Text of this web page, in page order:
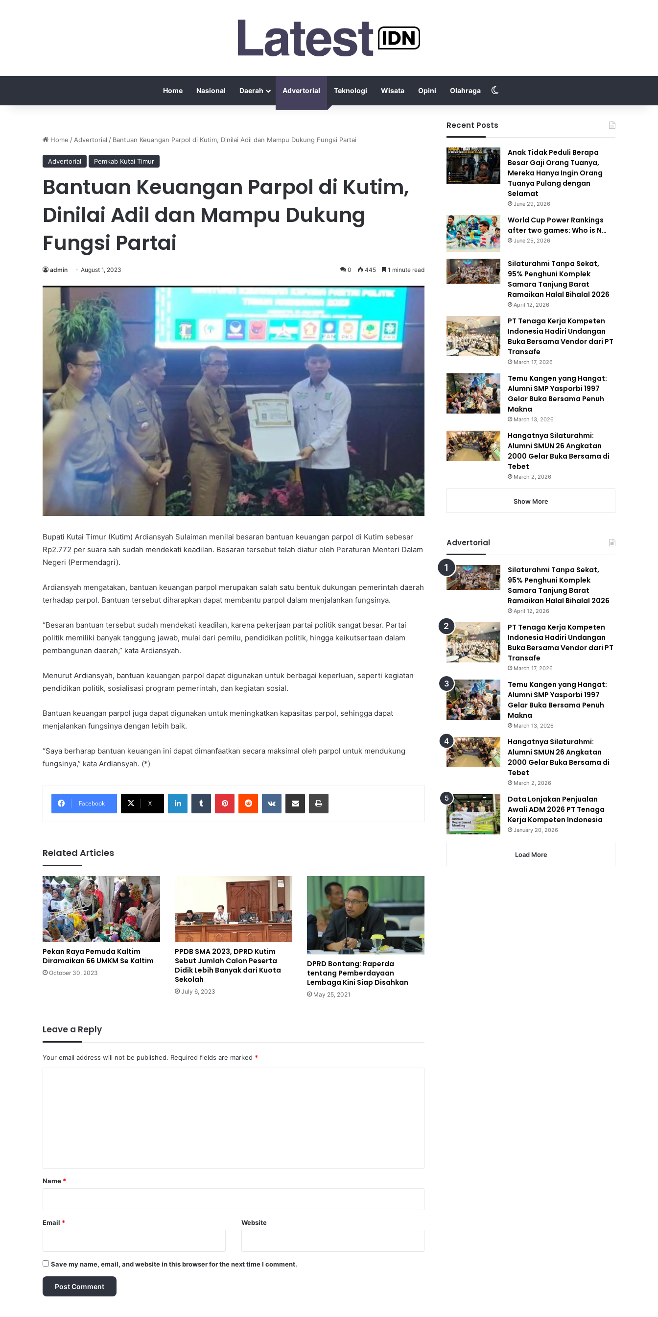
Home Nasional Daerah Advertorial Teknologi Wisata Opini Olahraga Switch skin
Home / Advertorial / Bantuan Keuangan Parpol di Kutim, Dinilai Adil dan Mampu Dukung Fungsi Partai
Advertorial Pemkab Kutai Timur
Bantuan Keuangan Parpol di Kutim,
Dinilai Adil dan Mampu Dukung
Fungsi Partai
admin August 1, 2023 0 445 1 minute read
Bupati Kutai Timur (Kutim) Ardiansyah Sulaiman menilai besaran bantuan keuangan parpol di Kutim sebesar
Rp2.772 per suara sah sudah mendekati keadilan. Besaran tersebut telah diatur oleh Peraturan Menteri Dalam
Negeri (Permendagri).
Ardiansyah mengatakan, bantuan keuangan parpol merupakan salah satu bentuk dukungan pemerintah daerah
terhadap parpol. Bantuan tersebut diharapkan dapat membantu parpol dalam menjalankan fungsinya.
“Besaran bantuan tersebut sudah mendekati keadilan, karena pekerjaan partai politik sangat besar. Partai
politik memiliki banyak tanggung jawab, mulai dari pemilu, pendidikan politik, hingga keikutsertaan dalam
pembangunan daerah,” kata Ardiansyah.
Menurut Ardiansyah, bantuan keuangan parpol dapat digunakan untuk berbagai keperluan, seperti kegiatan
pendidikan politik, sosialisasi program pemerintah, dan kegiatan sosial.
Bantuan keuangan parpol juga dapat digunakan untuk meningkatkan kapasitas parpol, sehingga dapat
menjalankan fungsinya dengan lebih baik.
“Saya berharap bantuan keuangan ini dapat dimanfaatkan secara maksimal oleh parpol untuk mendukung
fungsinya,” kata Ardiansyah. (*)
Facebook X
LinkedInTumblr PinterestReddit VKontakteShare via Email Print
Related Articles
Pekan Raya Pemuda Kaltim
Diramaikan 66 UMKM Se Kaltim
October 30, 2023
PPDB SMA 2023, DPRD Kutim
Sebut Jumlah Calon Peserta
Didik Lebih Banyak dari Kuota
Sekolah
July 6, 2023
DPRD Bontang: Raperda
tentang Pemberdayaan
Lembaga Kini Siap Disahkan
May 25, 2021
Leave a Reply
Your email address will not be published. Required fields are marked *
*
Name *
Email * Website
Save my name, email, and website in this browser for the next time I comment.
Recent Posts
Anak Tidak Peduli Berapa
Besar Gaji Orang Tuanya,
Mereka Hanya Ingin Orang
Tuanya Pulang dengan
Selamat
June 29, 2026
World Cup Power Rankings
after two games: Who is N…
June 25, 2026
Silaturahmi Tanpa Sekat,
95% Penghuni Komplek
Samara Tanjung Barat
Ramaikan Halal Bihalal 2026
April 12, 2026
PT Tenaga Kerja Kompeten
Indonesia Hadiri Undangan
Buka Bersama Vendor dari PT
Transafe
March 17, 2026
Temu Kangen yang Hangat:
Alumni SMP Yasporbi 1997
Gelar Buka Bersama Penuh
Makna
March 13, 2026
Hangatnya Silaturahmi:
Alumni SMUN 26 Angkatan
2000 Gelar Buka Bersama di
Tebet
March 2, 2026
Show More
Advertorial
Silaturahmi Tanpa Sekat,
95% Penghuni Komplek
Samara Tanjung Barat
Ramaikan Halal Bihalal 2026
April 12, 2026
PT Tenaga Kerja Kompeten
Indonesia Hadiri Undangan
Buka Bersama Vendor dari PT
Transafe
March 17, 2026
Temu Kangen yang Hangat:
Alumni SMP Yasporbi 1997
Gelar Buka Bersama Penuh
Makna
March 13, 2026
Hangatnya Silaturahmi:
Alumni SMUN 26 Angkatan
2000 Gelar Buka Bersama di
Tebet
March 2, 2026
Data Lonjakan Penjualan
Awali ADM 2026 PT Tenaga
Kerja Kompeten Indonesia
January 20, 2026
Load More